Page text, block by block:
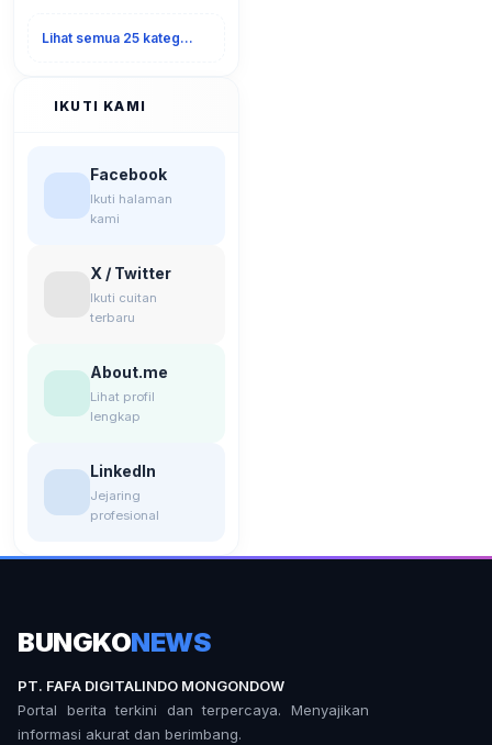
Lihat semua 25 kategori
IKUTI KAMI
Facebook
Ikuti halaman
kami
X / Twitter
Ikuti cuitan
terbaru
About.me
Lihat profil
lengkap
LinkedIn
Jejaring
profesional
BUNGKONEWS
PT. FAFA DIGITALINDO MONGONDOW
Portal berita terkini dan terpercaya. Menyajikan
informasi akurat dan berimbang.